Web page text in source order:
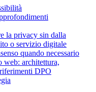
la privacy sin dalla
o servizio digitale
quando necessario
web: architettura,
DPO